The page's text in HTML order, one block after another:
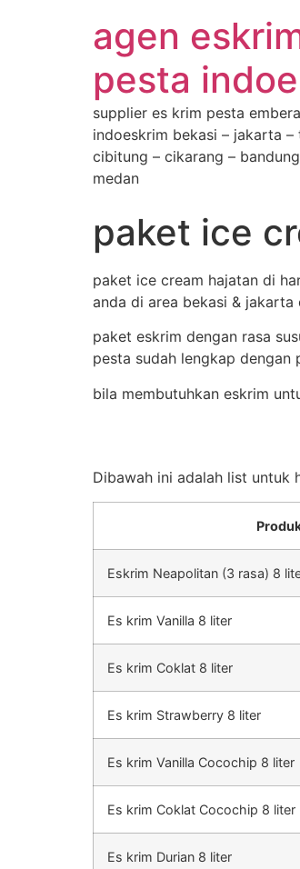
agen
pesta
supplier es krim pesta
indoeskrim bekasi – jakarta –
cibitung – cikarang –
medan
paket ice
paket ice cream hajatan di
anda di area bekasi & jakarta
paket eskrim dengan rasa
pesta sudah lengkap dengan
bila membutuhkan eskrim
Dibawah ini adalah list untuk
Eskrim Neapolitan (3 rasa) 8
Es krim Vanilla 8 liter
Es krim Coklat 8 liter
Es krim Strawberry 8 liter
Es krim Vanilla Cocochip 8 liter
Es krim Coklat Cocochip 8 liter
Es krim Durian 8 liter